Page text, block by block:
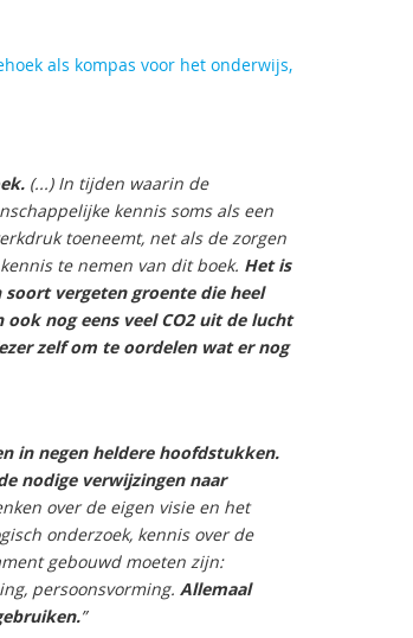
als kompas voor het onderwijs,
(...) In tijden waarin de
kennis soms als een
toeneemt, net als de zorgen
te nemen van dit boek. Het is
vergeten groente die heel
nog eens veel CO2 uit de lucht
zelf om te oordelen wat er nog
in negen heldere hoofdstukken.
nodige verwijzingen naar
over de eigen visie en het
onderzoek, kennis over de
gebouwd moeten zijn:
persoonsvorming. Allemaal
”